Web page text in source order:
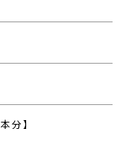
分】